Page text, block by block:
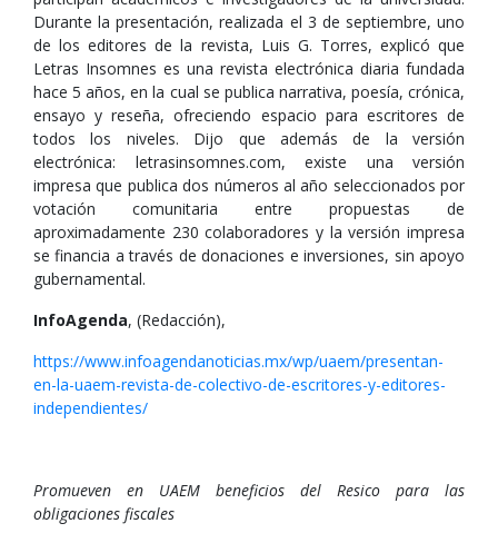
Durante la presentación, realizada el 3 de septiembre, uno
de los editores de la revista, Luis G. Torres, explicó que
Letras Insomnes es una revista electrónica diaria fundada
hace 5 años, en la cual se publica narrativa, poesía, crónica,
ensayo y reseña, ofreciendo espacio para escritores de
todos los niveles. Dijo que además de la versión
electrónica: letrasinsomnes.com, existe una versión
impresa que publica dos números al año seleccionados por
votación comunitaria entre propuestas de
aproximadamente 230 colaboradores y la versión impresa
se financia a través de donaciones e inversiones, sin apoyo
gubernamental.
InfoAgenda, (Redacción),
https://www.infoagendanoticias.mx/wp/uaem/presentan-
en-la-uaem-revista-de-colectivo-de-escritores-y-editores-
independientes/
Promueven en UAEM beneficios del Resico para las
obligaciones fiscales